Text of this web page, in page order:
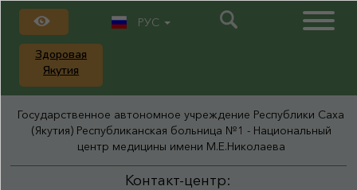
Здоровая
Якутия
РУС
Государственное автономное учреждение Республики Саха
(Якутия) Республиканская больница №1 - Национальный
центр медицины имени М.Е.Николаева
Контакт-центр: